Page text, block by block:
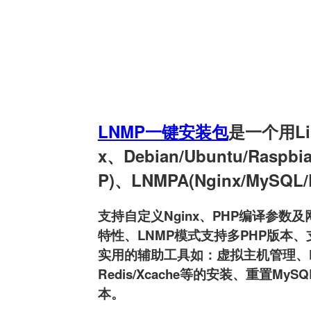
LNMP一键安装包是一个用
x、Debian/Ubuntu/
P)、LNMPA(Nginx/
支持自定义Nginx、PHP编译参数及
特性、LNMP模式支持多PHP版本
实用的辅助工具如：虚拟主机管理
Redis/Xcache等的安装、重置
本。